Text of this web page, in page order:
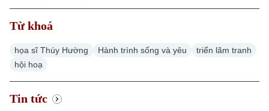
Từ khoá
họa sĩ Thúy Hường Hành trình sống và yêu
triển lãm tranh
hội hoạ
Tin tức